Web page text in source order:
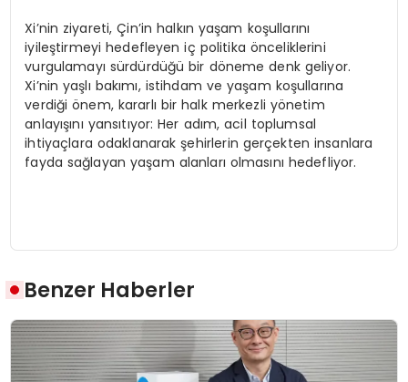
Xi’nin ziyareti, Çin’in halkın yaşam koşullarını
iyileştirmeyi hedefleyen iç politika önceliklerini
vurgulamayı sürdürdüğü bir döneme denk geliyor.
Xi’nin yaşlı bakımı, istihdam ve yaşam koşullarına
verdiği önem, kararlı bir halk merkezli yönetim
anlayışını yansıtıyor: Her adım, acil toplumsal
ihtiyaçlara odaklanarak şehirlerin gerçekten insanlara
fayda sağlayan yaşam alanları olmasını hedefliyor.
Benzer Haberler